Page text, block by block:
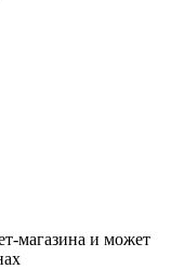
магазина и может